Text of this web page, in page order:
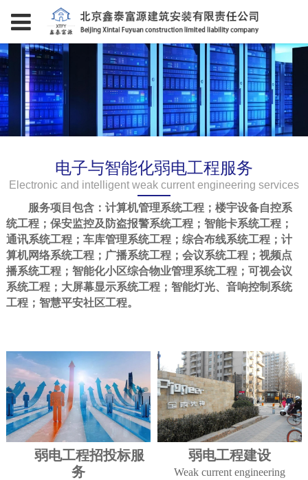
电子与智能化弱电工程服务
Electronic and intelligent weak current engineering services
服务项目包含：计算机管理系统工程；楼宇设备自控系
统工程；保安监控及防盗报警系统工程；智能卡系统工程；
通讯系统工程；车库管理系统工程；综合布线系统工程；计
算机网络系统工程；广播系统工程；会议系统工程；视频点
播系统工程；智能化小区综合物业管理系统工程；可视会议
系统工程；大屏幕显示系统工程；智能灯光、音响控制系统
工程；智慧平安社区工程。
弱电工程招投标服
务
弱电工程建设
Weak current engineering